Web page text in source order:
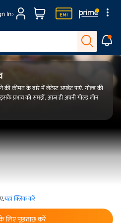
In
कीमत के बारे में लेटेस्ट अपडेट पाएं. गोल्ड की
प्रभाव को समझें. आज ही अपनी गोल्ड लोन
यहां क्लिक करें
के लिए पूछताछ करें